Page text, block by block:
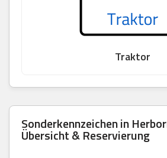
Traktor
Sonderkennzeichen in
Übersicht & Reservierung